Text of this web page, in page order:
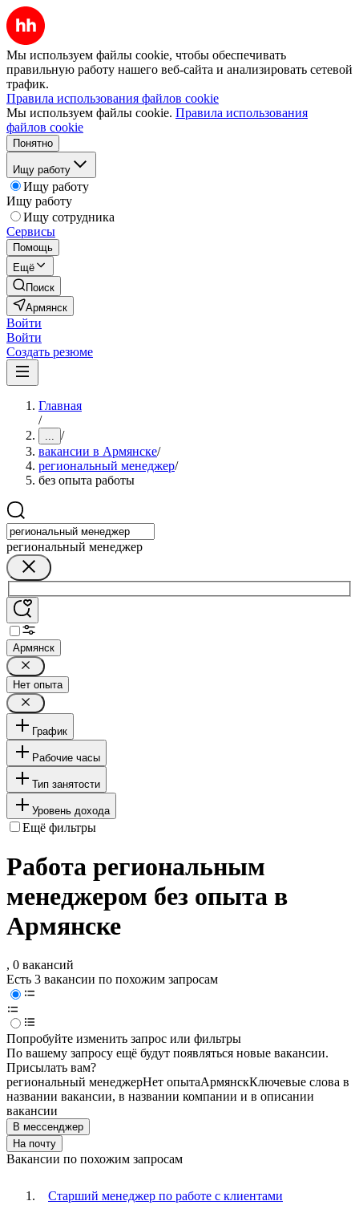
Мы используем файлы cookie, чтобы обеспечивать
правильную работу нашего веб-сайта и анализировать сетевой
трафик.
Правила использования файлов cookie
Мы используем файлы cookie. Правила использования
файлов cookie
Понятно
Ищу работу
Ищу работу
Ищу работу
Ищу сотрудника
Сервисы
Помощь
Ещё
Поиск
Армянск
Войти
Войти
Создать резюме
Главная
/
... /
вакансии в Армянске/
региональный менеджер/
без опыта работы
региональный менеджер
Армянск
Нет опыта
График
Рабочие часы
Тип занятости
Уровень дохода
Ещё фильтры
Работа региональным
менеджером без опыта в
Армянске
, 0 вакансий
Есть 3 вакансии по похожим запросам
Попробуйте изменить запрос или фильтры
По вашему запросу ещё будут появляться новые вакансии.
Присылать вам?
региональный менеджерНет опытаАрмянскКлючевые слова в
названии вакансии, в названии компании и в описании
вакансии
В мессенджер
На почту
Вакансии по похожим запросам
Старший менеджер по работе с клиентами